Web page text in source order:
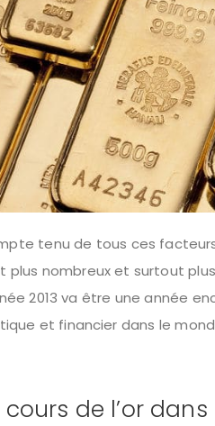
tenu de tous ces
plus nombreux et surtout
2013 va être une année
et financier dans le
cours de l’or